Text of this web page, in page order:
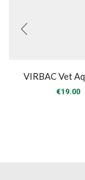
VIRBAC Vet
€19.00